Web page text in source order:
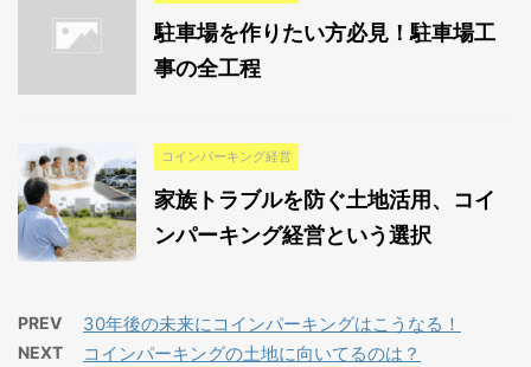
駐車場を作りたい方必見！駐車場工
事の全工程
コインパーキング経営
家族トラブルを防ぐ土地活用、コイ
ンパーキング経営という選択
PREV 30年後の未来にコインパーキングはこうなる！
NEXT コインパーキングの土地に向いてるのは？